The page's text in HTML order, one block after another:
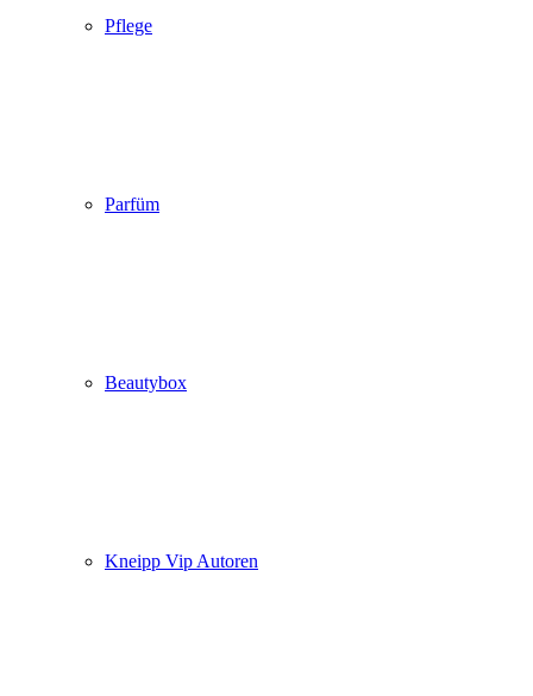
Pflege
Parfüm
Beautybox
Kneipp Vip Autoren